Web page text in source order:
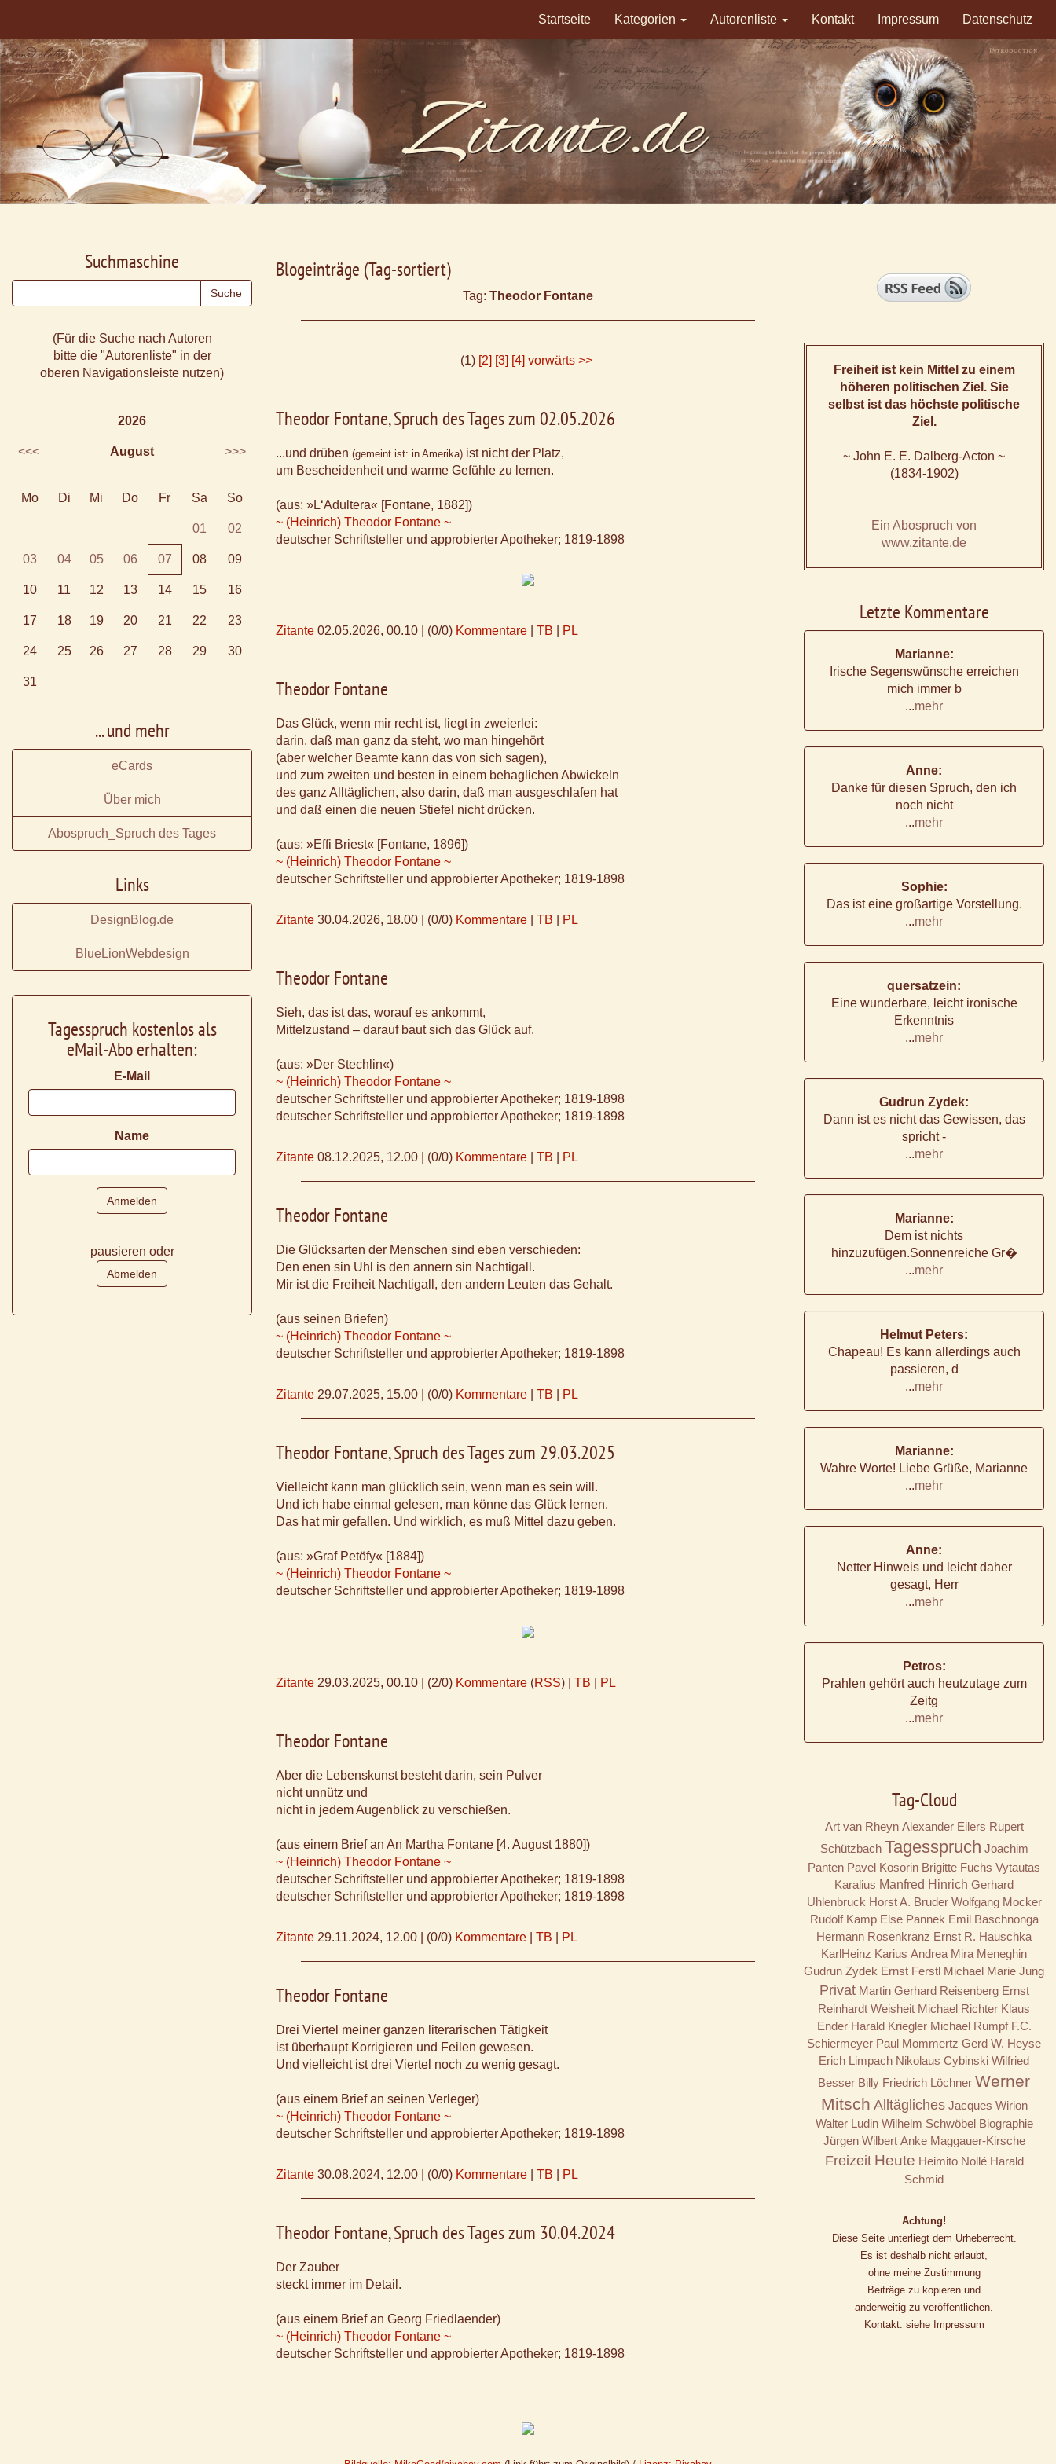
Startseite Kategorien Autorenliste Kontakt Impressum Datenschutz
Blogeinträge (Tag-sortiert)
Tag: Theodor Fontane
(1) [2] [3] [4] vorwärts >>
Theodor Fontane, Spruch des Tages zum 02.05.2026
...und drüben (gemeint ist: in Amerika) ist nicht der Platz,
um Bescheidenheit und warme Gefühle zu lernen.
(aus: »L‘Adultera« [Fontane, 1882])
~ (Heinrich) Theodor Fontane ~
deutscher Schriftsteller und approbierter Apotheker; 1819-1898
Zitante 02.05.2026, 00.10 (0/0) Kommentare TB PL
Theodor Fontane
Das Glück, wenn mir recht ist, liegt in zweierlei:
darin, daß man ganz da steht, wo man hingehört
(aber welcher Beamte kann das von sich sagen),
und zum zweiten und besten in einem behaglichen Abwickeln
des ganz Alltäglichen, also darin, daß man ausgeschlafen hat
und daß einen die neuen Stiefel nicht drücken.
(aus: »Effi Briest« [Fontane, 1896])
~ (Heinrich) Theodor Fontane ~
deutscher Schriftsteller und approbierter Apotheker; 1819-1898
Zitante 30.04.2026, 18.00 (0/0) Kommentare TB PL
Theodor Fontane
Sieh, das ist das, worauf es ankommt,
Mittelzustand – darauf baut sich das Glück auf.
(aus: »Der Stechlin«)
~ (Heinrich) Theodor Fontane ~
deutscher Schriftsteller und approbierter Apotheker; 1819-1898
deutscher Schriftsteller und approbierter Apotheker; 1819-1898
Zitante 08.12.2025, 12.00 (0/0) Kommentare TB PL
Theodor Fontane
Die Glücksarten der Menschen sind eben verschieden:
Den enen sin Uhl is den annern sin Nachtigall.
Mir ist die Freiheit Nachtigall, den andern Leuten das Gehalt.
(aus seinen Briefen)
~ (Heinrich) Theodor Fontane ~
deutscher Schriftsteller und approbierter Apotheker; 1819-1898
Zitante 29.07.2025, 15.00 (0/0) Kommentare TB PL
Theodor Fontane, Spruch des Tages zum 29.03.2025
Vielleicht kann man glücklich sein, wenn man es sein will.
Und ich habe einmal gelesen, man könne das Glück lernen.
Das hat mir gefallen. Und wirklich, es muß Mittel dazu geben.
(aus: »Graf Petöfy« [1884])
~ (Heinrich) Theodor Fontane ~
deutscher Schriftsteller und approbierter Apotheker; 1819-1898
Zitante 29.03.2025, 00.10 (2/0) Kommentare (RSS) | TB PL
Theodor Fontane
Aber die Lebenskunst besteht darin, sein Pulver
nicht unnütz und
nicht in jedem Augenblick zu verschießen.
(aus einem Brief an An Martha Fontane [4. August 1880])
~ (Heinrich) Theodor Fontane ~
deutscher Schriftsteller und approbierter Apotheker; 1819-1898
deutscher Schriftsteller und approbierter Apotheker; 1819-1898
Zitante 29.11.2024, 12.00 (0/0) Kommentare TB PL
Theodor Fontane
Drei Viertel meiner ganzen literarischen Tätigkeit
ist überhaupt Korrigieren und Feilen gewesen.
Und vielleicht ist drei Viertel noch zu wenig gesagt.
(aus einem Brief an seinen Verleger)
~ (Heinrich) Theodor Fontane ~
deutscher Schriftsteller und approbierter Apotheker; 1819-1898
Zitante 30.08.2024, 12.00 (0/0) Kommentare TB PL
Theodor Fontane, Spruch des Tages zum 30.04.2024
Der Zauber
steckt immer im Detail.
(aus einem Brief an Georg Friedlaender)
~ (Heinrich) Theodor Fontane ~
deutscher Schriftsteller und approbierter Apotheker; 1819-1898
Suchmaschine
(Für die Suche nach Autoren
bitte die "Autorenliste" in der
oberen Navigationsleiste nutzen)
2026
<<< August >>>
Mo Di Mi Do Fr Sa So
01 02
03 04 05 06 07 08 09
10 11 12 13 14 15 16
17 18 19 20 21 22 23
24 25 26 27 28 29 30
31
... und mehr
eCards
Über mich
Abospruch_Spruch des Tages
Links
DesignBlog.de
BlueLionWebdesign
Tagesspruch kostenlos als
eMail-Abo erhalten:
E-Mail
Name
pausieren oder
Freiheit ist kein Mittel zu einem
höheren politischen Ziel. Sie
selbst ist das höchste politische
Ziel.
~ John E. E. Dalberg-Acton ~
(1834-1902)
Ein Abospruch von
www.zitante.de
Letzte Kommentare
Marianne:
Irische Segenswünsche erreichen
mich immer b
...mehr
Anne:
Danke für diesen Spruch, den ich
noch nicht
...mehr
Sophie:
Das ist eine großartige Vorstellung.
...mehr
quersatzein:
Eine wunderbare, leicht ironische
Erkenntnis
...mehr
Gudrun Zydek:
Dann ist es nicht das Gewissen, das
spricht -
...mehr
Marianne:
Dem ist nichts
hinzuzufügen.Sonnenreiche Gr�
...mehr
Helmut Peters:
Chapeau! Es kann allerdings auch
passieren, d
...mehr
Marianne:
Wahre Worte! Liebe Grüße, Marianne
...mehr
Anne:
Netter Hinweis und leicht daher
gesagt, Herr
...mehr
Petros:
Prahlen gehört auch heutzutage zum
Zeitg
...mehr
Tag-Cloud
Art van Rheyn Alexander Eilers Rupert
Schützbach Tagesspruch Joachim
Panten Pavel Kosorin Brigitte Fuchs Vytautas
Karalius Manfred Hinrich Gerhard
Uhlenbruck Horst A. Bruder Wolfgang Mocker
Rudolf Kamp Else Pannek Emil Baschnonga
Hermann Rosenkranz Ernst R. Hauschka
KarlHeinz Karius Andrea Mira Meneghin
Gudrun Zydek Ernst Ferstl Michael Marie Jung
Privat Martin Gerhard Reisenberg Ernst
Reinhardt Weisheit Michael Richter Klaus
Ender Harald Kriegler Michael Rumpf F.C.
Schiermeyer Paul Mommertz Gerd W. Heyse
Erich Limpach Nikolaus Cybinski Wilfried
Besser Billy Friedrich Löchner Werner
Mitsch Alltägliches Jacques Wirion
Walter Ludin Wilhelm Schwöbel Biographie
Jürgen Wilbert Anke Maggauer-Kirsche
Freizeit Heute Heimito Nollé Harald
Schmid
Achtung!
Diese Seite unterliegt dem Urheberrecht.
Es ist deshalb nicht erlaubt,
ohne meine Zustimmung
Beiträge zu kopieren und
anderweitig zu veröffentlichen.
Kontakt: siehe Impressum